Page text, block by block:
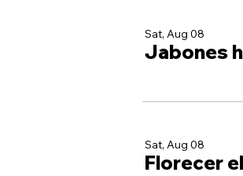
Sat, Aug 08
Jabones
Sat, Aug 08
Florecer